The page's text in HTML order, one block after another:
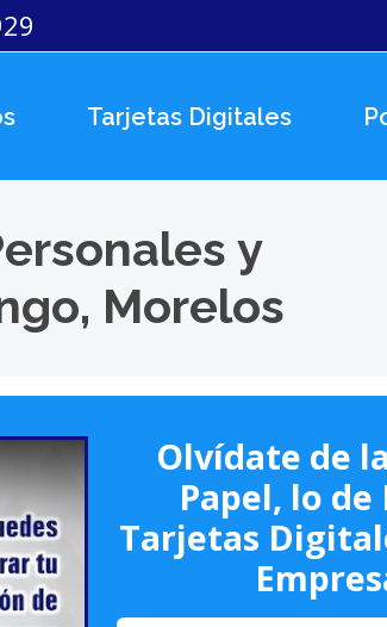
Tarjetas Digitales
y
Morelos
Olvídate de
Papel, lo de
Tarjetas